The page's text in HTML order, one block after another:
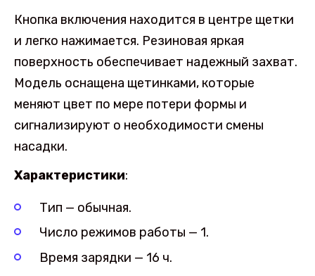
Кнопка включения находится в центре щетки
и легко нажимается. Резиновая яркая
поверхность обеспечивает надежный захват.
Модель оснащена щетинками, которые
меняют цвет по мере потери формы и
сигнализируют о необходимости смены
насадки.
Характеристики:
Тип — обычная.
Число режимов работы — 1.
Время зарядки — 16 ч.